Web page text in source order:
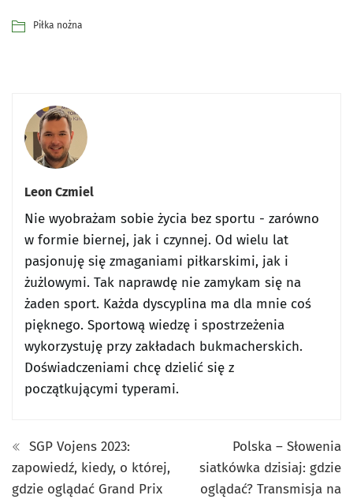
Piłka nożna
Leon Czmiel
Nie wyobrażam sobie życia bez sportu - zarówno
w formie biernej, jak i czynnej. Od wielu lat
pasjonuję się zmaganiami piłkarskimi, jak i
żużlowymi. Tak naprawdę nie zamykam się na
żaden sport. Każda dyscyplina ma dla mnie coś
pięknego. Sportową wiedzę i spostrzeżenia
wykorzystuję przy zakładach bukmacherskich.
Doświadczeniami chcę dzielić się z
początkującymi typerami.
SGP Vojens 2023:
zapowiedź, kiedy, o której,
gdzie oglądać Grand Prix
Polska – Słowenia
siatkówka dzisiaj: gdzie
oglądać? Transmisja na